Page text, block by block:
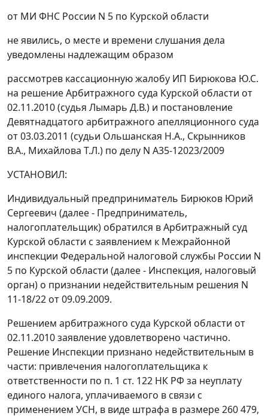
от МИ ФНС России N 5 по Курской области
не явились, о месте и времени слушания дела
уведомлены надлежащим образом
рассмотрев кассационную жалобу ИП Бирюкова Ю.С.
на решение Арбитражного суда Курской области от
02.11.2010 (судья Лымарь Д.В.) и постановление
Девятнадцатого арбитражного апелляционного суда
от 03.03.2011 (судьи Ольшанская Н.А., Скрынников
В.А., Михайлова Т.Л.) по делу N А35-12023/2009
УСТАНОВИЛ:
Индивидуальный предприниматель Бирюков Юрий
Сергеевич (далее - Предприниматель,
налогоплательщик) обратился в Арбитражный суд
Курской области с заявлением к Межрайонной
инспекции Федеральной налоговой службы России N
5 по Курской области (далее - Инспекция, налоговый
орган) о признании недействительным решения N
11-18/22 от 09.09.2009.
Решением арбитражного суда Курской области от
02.11.2010 заявление удовлетворено частично.
Решение Инспекции признано недействительным в
части: привлечения налогоплательщика к
ответственности по п. 1 ст. 122 НК РФ за неуплату
единого налога, уплачиваемого в связи с
применением УСН, в виде штрафа в размере 260 479,